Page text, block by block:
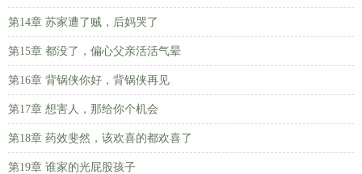
第14章 苏家遭了贼，后妈哭了
第15章 都没了，偏心父亲活活气晕
第16章 背锅侠你好，背锅侠再见
第17章 想害人，那给你个机会
第18章 药效斐然，该欢喜的都欢喜了
第19章 谁家的光屁股孩子